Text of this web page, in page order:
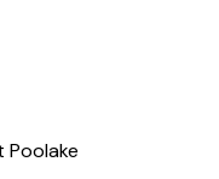
Poolake